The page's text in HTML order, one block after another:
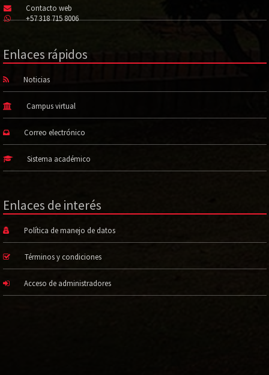
Contacto web
+57 318 715 8006
Enlaces rápidos
Noticias
Campus virtual
Correo electrónico
Sistema académico
Enlaces de interés
Política de manejo de datos
Términos y condiciones
Acceso de administradores